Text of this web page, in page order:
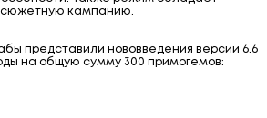
сюжетную кампанию.
представили нововведения версии 6.6
на общую сумму 300 примогемов: